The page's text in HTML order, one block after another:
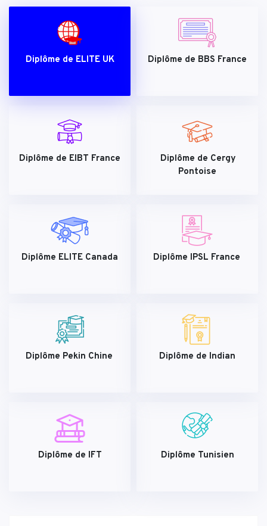
Diplôme de ELITE UK Diplôme de BBS France
Diplôme de EIBT France
Diplôme de Cergy
Pontoise
Diplôme ELITE Canada Diplôme IPSL France
Diplôme Pekin Chine Diplôme de Indian
Diplôme de IFT Diplôme Tunisien